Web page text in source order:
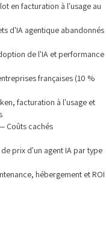
en facturation à l'usage au
d'IA agentique abandonnés
de l'IA et performance
françaises (10 %
facturation à l'usage et
Coûts cachés
prix d'un agent IA par type
hébergement et ROI